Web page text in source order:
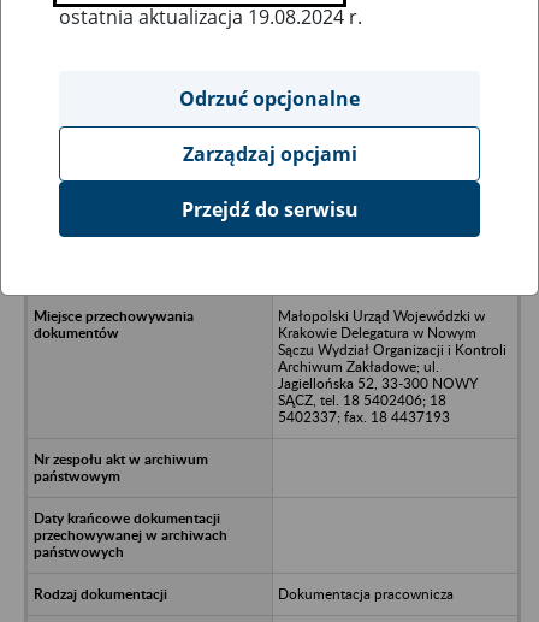
Ukryj wszystkie pozycje bazy
Przedsiębiorstwo Budownictwa
Małopolski Urząd Wojewódzki w
Krakowie Delegatura w Nowym
Sączu Wydział Organizacji i Kontroli
Archiwum Zakładowe; ul.
Jagiellońska 52, 33-300 NOWY
SĄCZ, tel. 18 5402406; 18
5402337; fax. 18 4437193
Dokumentacja pracownicza
ostatnia aktualizacja 19.08.2024 r.
Odrzuć opcjonalne
Zarządzaj opcjami
Przejdź do serwisu